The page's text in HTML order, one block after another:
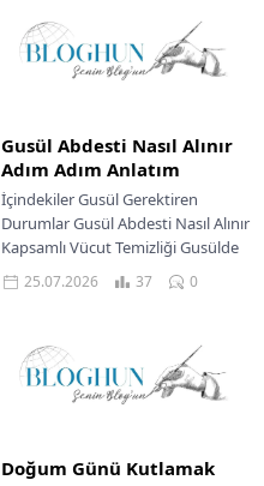
Gusül Abdesti Nasıl Alınır
Adım Adım Anlatım
İçindekiler Gusül Gerektiren
Durumlar Gusül Abdesti Nasıl Alınır
Kapsamlı Vücut Temizliği Gusülde
Önemli Hususlar Arınmanın
Manevi Boyutu İslam dininde
25.07.2026 37 0
Doğum Günü Kutlamak